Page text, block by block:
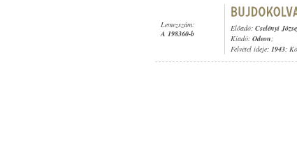
Lemezszám:
A 198360-b
Előadó: Cselényi
Kiadó: Odeon;
Felvétel ideje: 1943;